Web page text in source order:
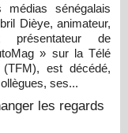
médias sénégalais
Dièye, animateur,
présentateur de
» sur la Télé
est décédé,
ses...
les regards